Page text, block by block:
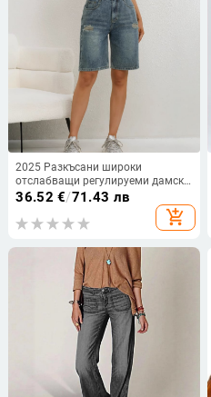
2025 Разкъсани широки
отслабващи регулируеми дамски
широки дънкови панталони със
средна дължина, с кръстосана
форма, фигура с пет точки,
36.52 €/71.43 лв
add_shopping_cart